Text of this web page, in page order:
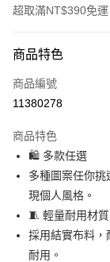
超取滿NT$390免運
POYA支付
信用卡一次付款
LINE Pay
Apple Pay
街口支付
悠遊付
商品特色
商品編號
11380278
商品特色
🛍 多款任選
多種圖案任你
現個人風格。
🧵 輕量耐用材質
採用結實布料，
耐用。